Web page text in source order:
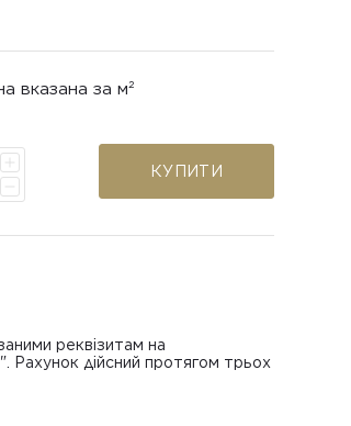
вказана за м²
КУПИТИ
реквізитам на
дійсний протягом трьох